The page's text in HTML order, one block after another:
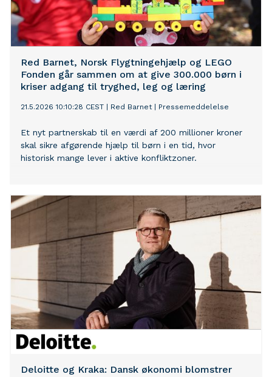
Red Barnet, Norsk Flygtningehjælp og LEGO
Fonden går sammen om at give 300.000 børn i
kriser adgang til tryghed, leg og læring
21.5.2026 10:10:28 CEST Red Barnet| Pressemeddelelse
Et nyt partnerskab til en værdi af 200 millioner kroner
skal sikre afgørende hjælp til børn i en tid, hvor
historisk mange lever i aktive konfliktzoner.
Deloitte og Kraka: Dansk økonomi blomstrer